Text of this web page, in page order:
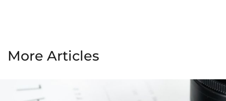
More Articles